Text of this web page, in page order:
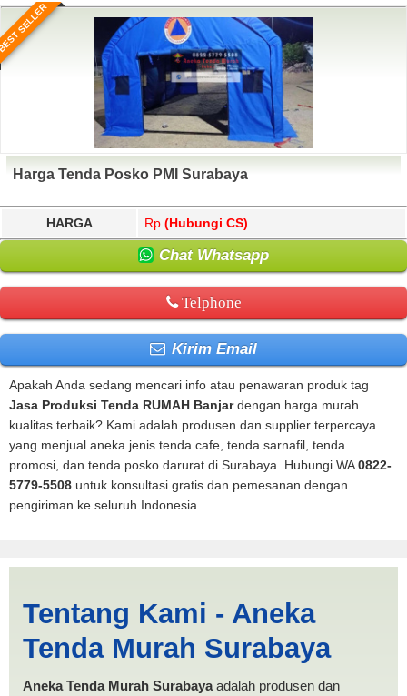
SELLER
Harga Tenda Posko PMI Surabaya
HARGA Rp. (Hubungi CS)
Chat Whatsapp
Telphone
Kirim Email
Apakah Anda sedang mencari info atau penawaran produk tag
Jasa Produksi Tenda RUMAH Banjardengan harga murah
kualitas terbaik? Kami adalah produsen dan supplier terpercaya
yang menjual aneka jenis tenda cafe, tenda sarnafil, tenda
promosi, dan tenda posko darurat di Surabaya. Hubungi WA0822-
5779-5508 untuk konsultasi gratis dan pemesanan dengan
pengiriman ke seluruh Indonesia.
RUMAH Banjar | PRODUKSI
ANEKA TENDA MURAH
Tentang Kami - Aneka
Tenda Murah Surabaya
Aneka Tenda Murah Surabayaadalah produsen dan